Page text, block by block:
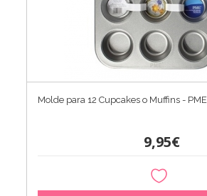
Molde para 12 Cupcakes o Muffins - PME
9,95€